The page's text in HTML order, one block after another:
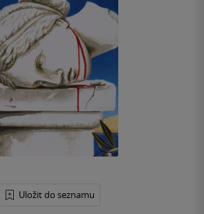
Uložit do seznamu